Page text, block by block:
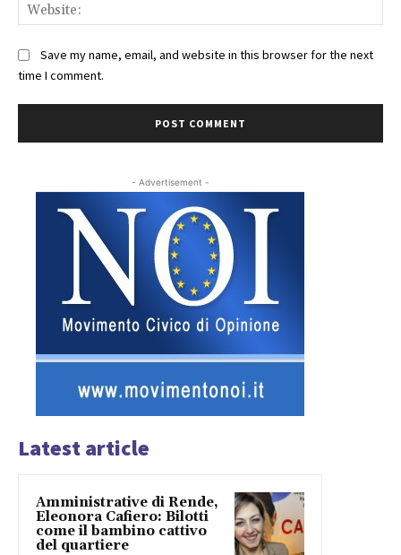
Save my name, email, and website in this browser for the next
time I comment.
- Advertisement -
Latest article
Amministrative di Rende,
Eleonora Cafiero: Bilotti
come il bambino cattivo
del quartiere